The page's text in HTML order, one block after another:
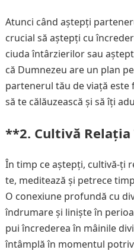
Atunci când aștepți
crucial să aștepți cu
ciuda întârzierilor sau
că Dumnezeu are un plan
partenerul tău de viață
să te călăuzească și să îți
**2. Cultivă
În timp ce aștepți, cultivă-ți
te, meditează și petrece
O conexiune profundă cu
îndrumare și liniște în
pui încrederea în mâinile
întâmplă în momentul